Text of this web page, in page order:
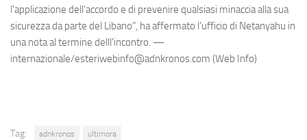
l'applicazione dell'accordo e di prevenire qualsiasi minaccia alla sua
sicurezza da parte del Libano", ha affermato l'ufficio di Netanyahu in
una nota al termine delll'incontro. —
internazionale/esteriwebinfo@adnkronos.com (Web Info)
Tag: adnkronos ultimora